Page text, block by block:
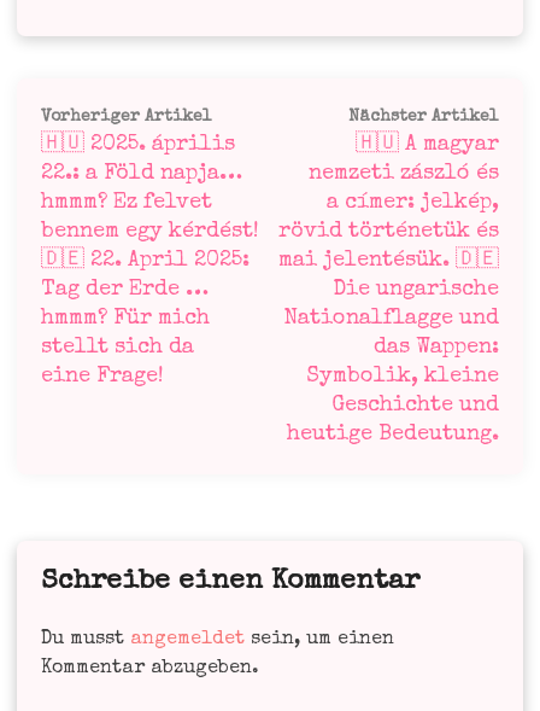
Beitragsnavigation
Vorheriger ArtikelVorheriger
Artikel:
🇭🇺 2025. április
22.: a Föld napja…
hmmm? Ez felvet
bennem egy kérdést!
🇩🇪 22. April 2025:
Tag der Erde …
hmmm? Für mich
stellt sich da
eine Frage!
Nächster Artikel
🇭🇺 A magyar
nemzeti zászló és
a címer: jelkép,
rövid történetük és
mai jelentésük. 🇩🇪
Die ungarische
Nationalflagge und
das Wappen:
Symbolik, kleine
Geschichte und
heutige Bedeutung.
Schreibe einen Kommentar
Du musst angemeldet sein, um einen
Kommentar abzugeben.